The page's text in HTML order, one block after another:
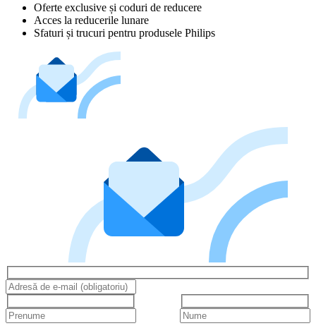
Oferte exclusive și coduri de reducere
Acces la reducerile lunare
Sfaturi și trucuri pentru produsele Philips